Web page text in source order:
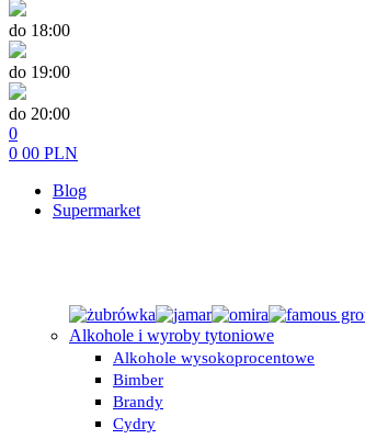
do 18:00
do 19:00
do 20:00
0
0 00 PLN
Blog
Supermarket
Alkohole i wyroby tytoniowe
Alkohole wysokoprocentowe
Bimber
Brandy
Cydry